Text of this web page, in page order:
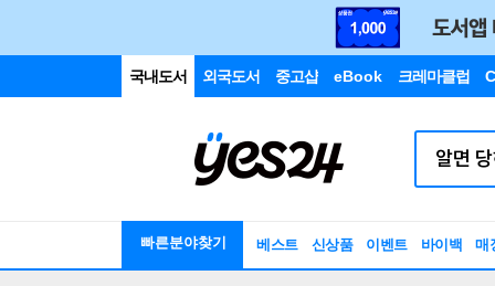
국내도서 외국도서 중고샵 eBook 크레마클럽
빠른분야찾기 베스트 신상품 이벤트 바이백 매